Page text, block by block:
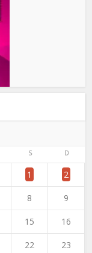
S D
1 2
8 9
15 16
22 23